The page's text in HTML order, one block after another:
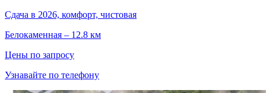
Сдача в 2026, комфорт, чистовая
Белокаменная – 12.8 км
Цены по запросу
Узнавайте по телефону